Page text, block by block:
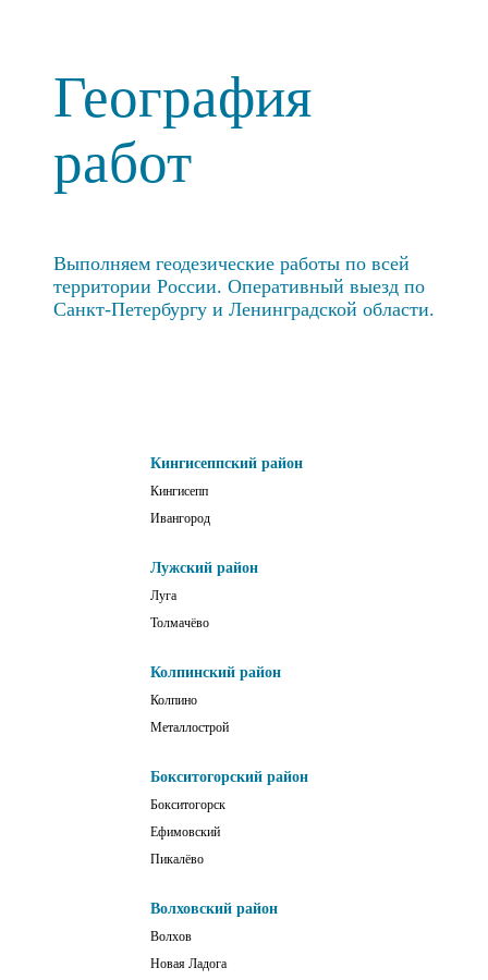
География
работ
Выполняем геодезические работы по всей
территории России. Оперативный выезд по
Санкт-Петербургу и Ленинградской области.
Кингисеппский район
Кингисепп
Ивангород
Лужский район
Луга
Толмачёво
Колпинский район
Колпино
Металлострой
Бокситогорский район
Бокситогорск
Ефимовский
Пикалёво
Волховский район
Волхов
Новая Ладога